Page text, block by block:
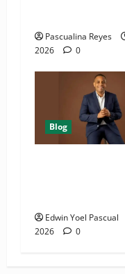
Pascualina Reyes
2026
0
Blog
Edwin Yoel Pascual
2026
0